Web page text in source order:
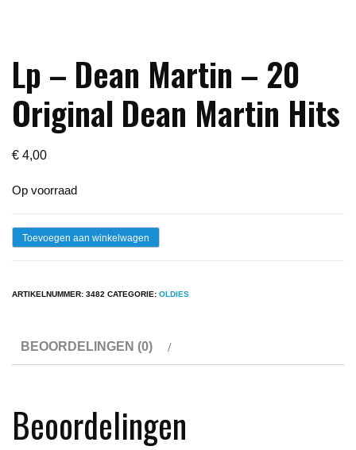
Lp – Dean Martin – 20
Original Dean Martin Hits
€ 4,00
Op voorraad
Lp
20
Martin
Hits
Toevoegen aan winkelwagen
ARTIKELNUMMER: 3482 CATEGORIE: OLDIES
BEOORDELINGEN (0)
Beoordelingen